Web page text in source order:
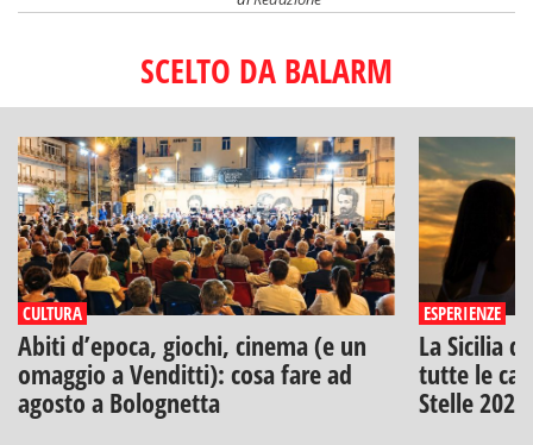
SCELTO DA BALARM
CULTURA
Abiti d’epoca, giochi, cinema (e un
omaggio a Venditti): cosa fare ad
agosto a Bolognetta
ESPERIENZE
La Sicilia
tutte le
Stelle